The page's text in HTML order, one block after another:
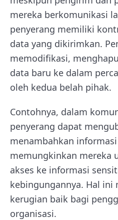
mereka berkomunikasi
penyerang memiliki
data yang dikirimkan.
memodifikasi,
data baru ke dalam
oleh kedua belah pihak.
Contohnya, dalam
penyerang dapat
menambahkan
memungkinkan mereka
akses ke informasi
kebingungannya. Hal
kerugian baik bagi
organisasi.